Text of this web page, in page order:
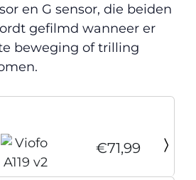
en G sensor, die beiden
gefilmd wanneer er
beweging of trilling
€71,99